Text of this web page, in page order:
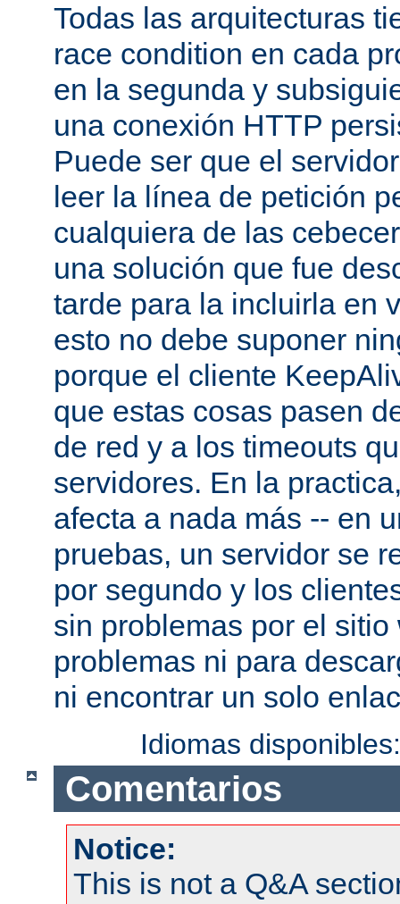
Todas las arquitecturas
race condition en cada
en la segunda y
una conexión HTTP
Puede ser que el
leer la línea de petición
cualquiera de las
una solución que fue
tarde para la incluirla en
esto no debe suponer
porque el cliente
que estas cosas pasen
de red y a los timeouts
servidores. En la
afecta a nada más -- en
pruebas, un servidor se
por segundo y los
sin problemas por el
problemas ni para
ni encontrar un solo
Idiomas
Comentarios
Notice:
This is not a Q&A